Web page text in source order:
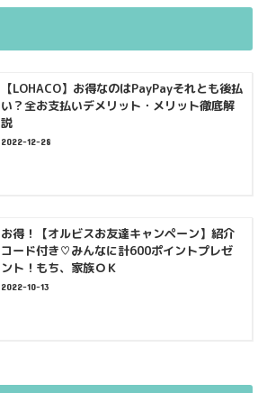
【LOHACO】お得なのはPayPayそれとも後払
い？全お支払いデメリット・メリット徹底解
説
2022-12-28
お得！【オルビスお友達キャンペーン】紹介
コード付き♡みんなに計600ポイントプレゼ
ント！もち、家族ＯＫ
2022-10-13